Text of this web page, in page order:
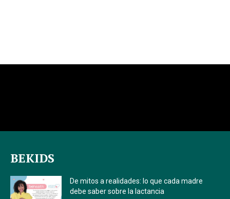
BEKIDS
De mitos a realidades: lo que cada madre
debe saber sobre la lactancia